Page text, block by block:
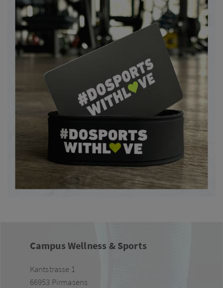
Campus Wellness & Sports
Kantstrasse 1
66953 Pirmasens